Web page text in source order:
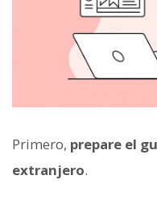
Primero, prepare el
extranjero.